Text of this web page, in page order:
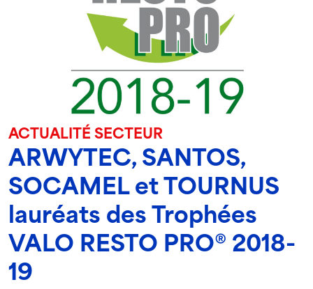
ACTUALITÉ SECTEUR
ARWYTEC, SANTOS,
SOCAMEL et TOURNUS
lauréats des Trophées
VALO RESTO PRO® 2018-
19